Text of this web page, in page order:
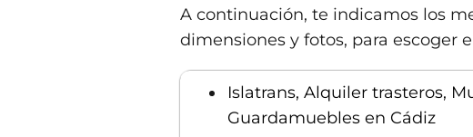
A continuación, te indicamos los
dimensiones y fotos, para escoger
Islatrans, Alquiler trasteros,
Guardamuebles en Cádiz